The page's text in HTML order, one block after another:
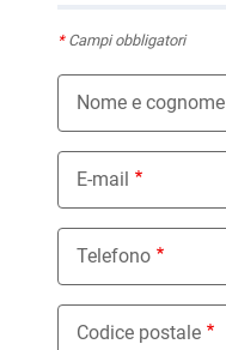
*Campi obbligatori
Nome e cognome
E-mail
Telefono
Codice postale